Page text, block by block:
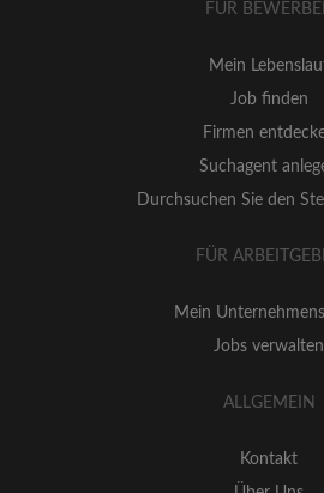
FÜR
Mein
Job finden
Firmen
Suchagent
Durchsuchen Sie den
FÜR
Mein
Jobs verwalten
ALLGEMEIN
Kontakt